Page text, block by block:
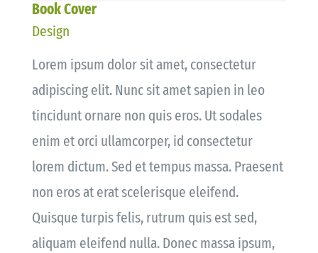
Book Cover
Design
Lorem ipsum dolor sit amet, consectetur
adipiscing elit. Nunc sit amet sapien in leo
tincidunt ornare non quis eros. Ut sodales
enim et orci ullamcorper, id consectetur
lorem dictum. Sed et tempus massa. Praesent
non eros at erat scelerisque eleifend.
Quisque turpis felis, rutrum quis est sed,
aliquam eleifend nulla. Donec massa ipsum,